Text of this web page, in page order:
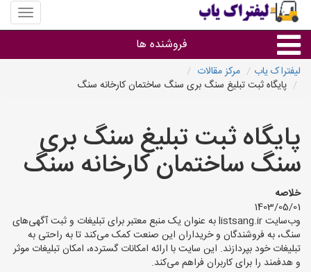
منوی
سایت
یاب
فروشنده ها
گروه ها
استان ها
لیفتراک یاب
مرکز مقالات
پایگاه ثبت تبلیغ سنگ بری سنگ ساختمان کارخانه سنگ
پایگاه ثبت تبلیغ سنگ بری
سنگ ساختمان کارخانه سنگ
خلاصه
1403/05/01
وب‌سایت listsang.ir به عنوان یک منبع معتبر برای تبلیغات و ثبت آگهی‌های
سنگ، به فروشندگان و خریداران این صنعت کمک می‌کند تا به راحتی به
تبلیغات خود بپردازند. این سایت با ارائه امکانات گسترده، امکان تبلیغات موثر
و هدفمند را برای کاربران فراهم می‌کند.